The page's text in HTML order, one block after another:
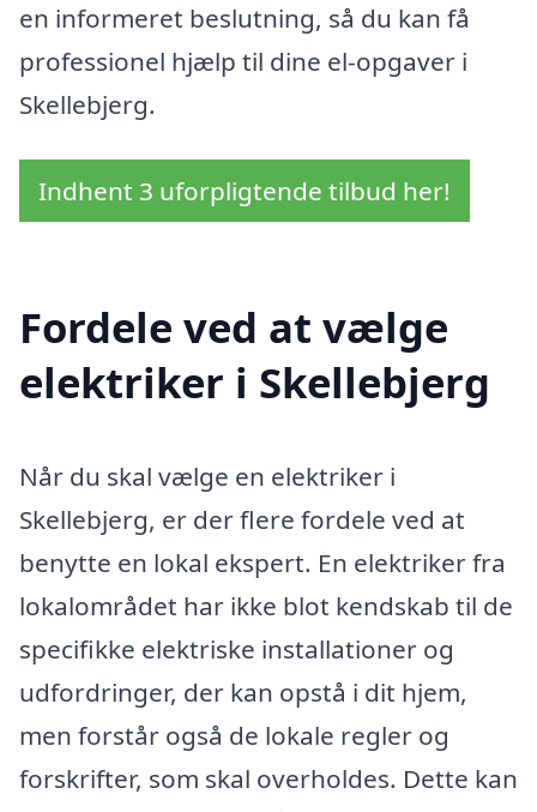
en informeret beslutning, så du kan få
professionel hjælp til dine el-opgaver i
Skellebjerg.
Indhent 3 uforpligtende tilbud her!
Fordele ved at vælge
elektriker i Skellebjerg
Når du skal vælge en elektriker i
Skellebjerg, er der flere fordele ved at
benytte en lokal ekspert. En elektriker fra
lokalområdet har ikke blot kendskab til de
specifikke elektriske installationer og
udfordringer, der kan opstå i dit hjem,
men forstår også de lokale regler og
forskrifter, som skal overholdes. Dette kan